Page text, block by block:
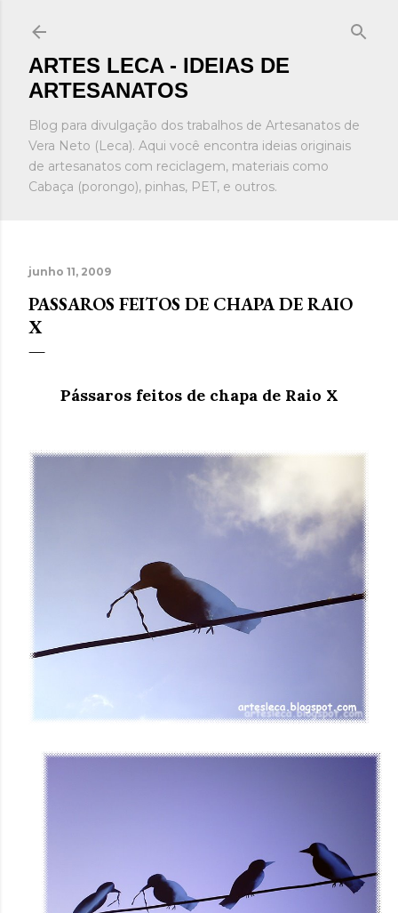
ARTES LECA - IDEIAS DE
ARTESANATOS
Blog para divulgação dos trabalhos de Artesanatos de
Vera Neto (Leca). Aqui você encontra ideias originais
de artesanatos com reciclagem, materiais como
Cabaça (porongo), pinhas, PET, e outros.
junho 11, 2009
PASSAROS FEITOS DE CHAPA DE RAIO
X
Pássaros feitos de chapa de Raio X